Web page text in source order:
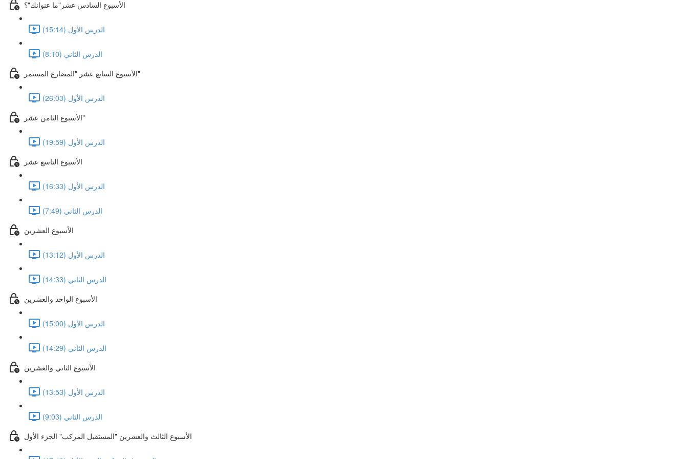
الأسبوع السادس عشر"ما عنوانك"؟
الدرس الأول (15:14)
الدرس الثاني (8:10)
الأسبوع السابع عشر "المضارع المستمر"
الدرس الأول (26:03)
الأسبوع الثامن عشر"
الدرس الأول (19:59)
الأسبوع التاسع عشر
الدرس الأول (16:33)
الدرس الثاني (7:49)
الأسبوع العشرين
الدرس الأول (13:12)
الدرس الثاني (14:33)
الأسبوع الواحد والعشرين
الدرس الأول (15:00)
الدرس الثاني (14:29)
الأسبوع الثاني والعشرين
الدرس الأول (13:53)
الدرس الثاني (9:03)
الأسبوع الثالث والعشرين "المستقبل المركب" الجزء الأول